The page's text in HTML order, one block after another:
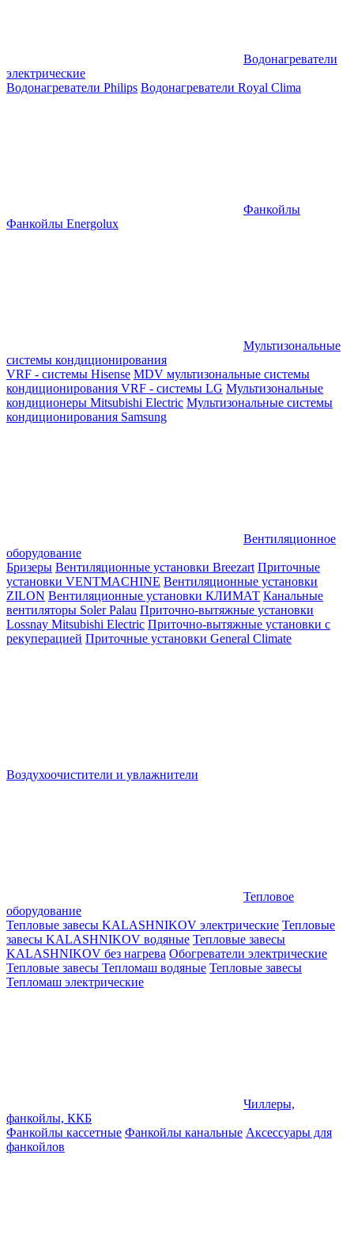
Водонагреватели
электрические
Водонагреватели Philips Водонагреватели Royal Clima
Фанкойлы
Фанкойлы Energolux
Мультизональные
системы кондиционирования
VRF - системы Hisense MDV мультизональные системы
кондиционирования VRF - системы LG Мультизональные
кондиционеры Mitsubishi Electric Мультизональные системы
кондиционирования Samsung
Вентиляционное
оборудование
Бризеры Вентиляционные установки Breezart Приточные
установки VENTMACHINE Вентиляционные установки
ZILON Вентиляционные установки КЛИМАТ Канальные
вентиляторы Soler Palau Приточно-вытяжные установки
Lossnay Mitsubishi Electric Приточно-вытяжные установки с
рекуперацией Приточные установки General Climate
Воздухоочистители и увлажнители
Тепловое
оборудование
Тепловые завесы KALASHNIKOV электрические Тепловые
завесы KALASHNIKOV водяные Тепловые завесы
KALASHNIKOV без нагрева Обогреватели электрические
Тепловые завесы Тепломаш водяные Тепловые завесы
Тепломаш электрические
Чиллеры,
фанкойлы, ККБ
Фанкойлы кассетные Фанкойлы канальные Аксессуары для
фанкойлов